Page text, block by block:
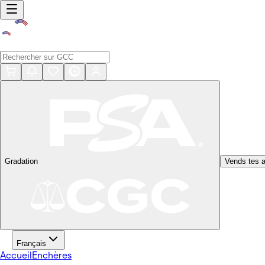
Gradation Vends tes
Français
AccueilEnchères